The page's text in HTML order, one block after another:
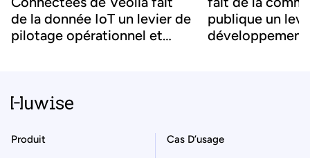
de la donnée IoT un levier de
pilotage opérationnel et
publique un
développement
Produit Cas D’usage